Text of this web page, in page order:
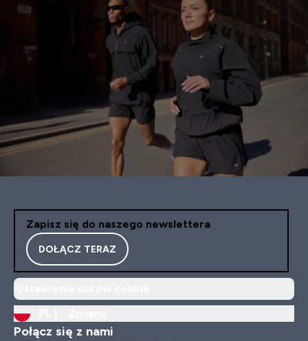
Zapisz się do naszego newslettera
DOŁĄCZ TERAZ
Połącz się z nami